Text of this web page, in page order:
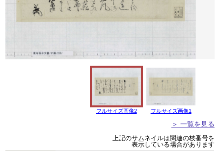
フルサイズ画像2 フルサイズ画像1
＞ 一覧を見る
上記のサムネイルは関連の枝番号を
表示している場合があります